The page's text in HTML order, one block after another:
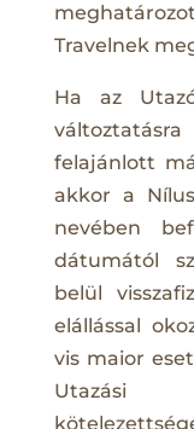
Travelnek
Ha az
felajánlott
akkor a
nevében
dátumától
belül
elállással
vis maior
Utazási